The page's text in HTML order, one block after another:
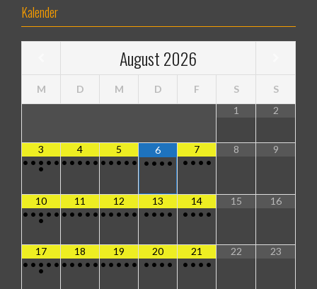
Kalender
August2026
M D M D F S
S
1
2
3
• • • • •
•
4
• • • • •
5
• • • • •
6
• • • •
7
• • • •
8 9
10
• • • • •
•
11
• • • • •
12
• • • • •
13
• • • •
14
• • • •
15 16
17
• • • • •
•
18
• • • • •
19
• • • • •
20
• • • •
21
• • • •
22 23